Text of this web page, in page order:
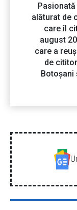
alăturat de
care îl
august
care a
de
Botoșani